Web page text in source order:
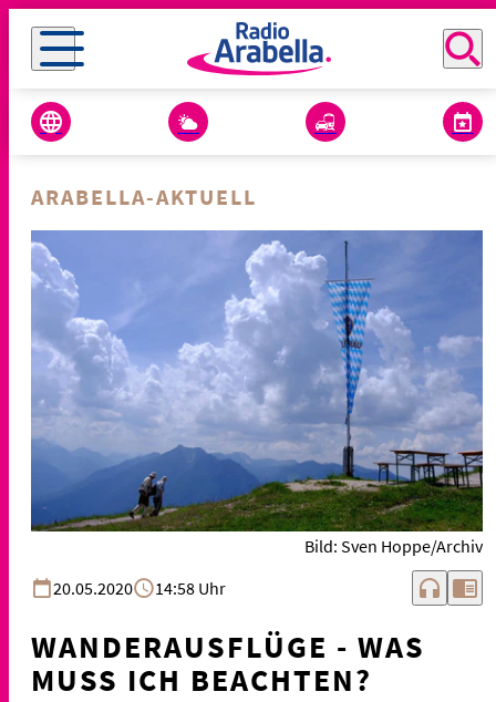
ARABELLA-AKTUELL
Bild: Sven Hoppe/Archiv
20.05.2020
14:58 Uhr headphones chrome_reader_mode
WANDERAUSFLÜGE - WAS
MUSS ICH BEACHTEN?